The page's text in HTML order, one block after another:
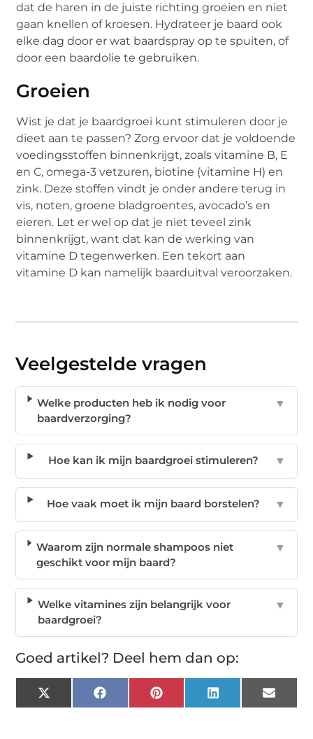
dat de haren in de juiste richting groeien en niet
gaan knellen of kroesen. Hydrateer je baard ook
elke dag door er wat baardspray op te spuiten, of
door een baardolie te gebruiken.
Groeien
Wist je dat je baardgroei kunt stimuleren door je
dieet aan te passen? Zorg ervoor dat je voldoende
voedingsstoffen binnenkrijgt, zoals vitamine B, E
en C, omega-3 vetzuren, biotine (vitamine H) en
zink. Deze stoffen vindt je onder andere terug in
vis, noten, groene bladgroentes, avocado’s en
eieren. Let er wel op dat je niet teveel zink
binnenkrijgt, want dat kan de werking van
vitamine D tegenwerken. Een tekort aan
vitamine D kan namelijk baarduitval veroorzaken.
Veelgestelde vragen
Welke producten heb ik nodig voor
baardverzorging?
▼
Hoe kan ik mijn baardgroei stimuleren? ▼
Hoe vaak moet ik mijn baard borstelen? ▼
Waarom zijn normale shampoos niet
geschikt voor mijn baard?
▼
Welke vitamines zijn belangrijk voor
baardgroei?
▼
Goed artikel? Deel hem dan op:
X
(Twitter)
FacebookPinterest LinkedIn Email